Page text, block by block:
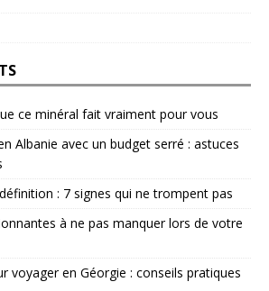
ce minéral fait vraiment pour vous
Albanie avec un budget serré : astuces
: 7 signes qui ne trompent pas
à ne pas manquer lors de votre
voyager en Géorgie : conseils pratiques